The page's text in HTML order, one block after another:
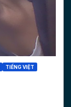
TIẾNG VIỆT